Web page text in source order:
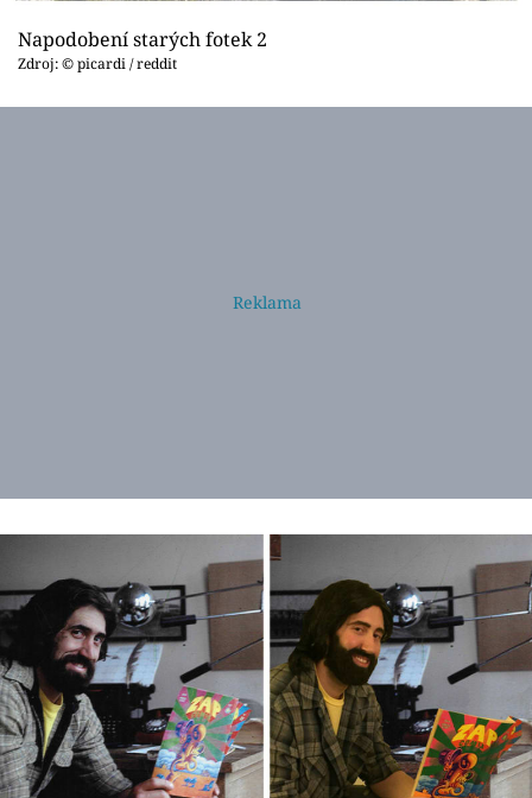
Napodobení starých fotek 2
Zdroj: © picardi / reddit